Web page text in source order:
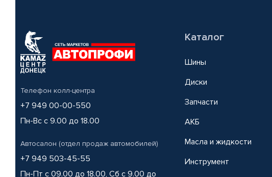
Телефон колл-центра
+7 949 00-00-550
Пн-Вс с 9.00 до 18.00
Автосалон (отдел продаж автомобилей)
+7 949 503-45-55
Пн-Пт с 09.00 до 18.00, Сб с 9.00 до
Каталог
Шины
Диски
Запчасти
АКБ
Масла и жидкости
Инструмент